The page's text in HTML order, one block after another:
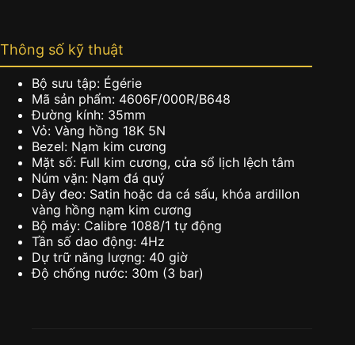
Thông số kỹ thuật
Bộ sưu tập: Égérie
Mã sản phẩm: 4606F/000R/B648
Đường kính: 35mm
Vỏ: Vàng hồng 18K 5N
Bezel: Nạm kim cương
Mặt số: Full kim cương, cửa sổ lịch lệch tâm
Núm vặn: Nạm đá quý
Dây đeo: Satin hoặc da cá sấu, khóa ardillon
vàng hồng nạm kim cương
Bộ máy: Calibre 1088/1 tự động
Tần số dao động: 4Hz
Dự trữ năng lượng: 40 giờ
Độ chống nước: 30m (3 bar)